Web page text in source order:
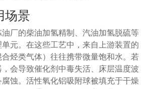
场景
厂的柴油加氢精制、汽油加氢脱硫等
元。在这些工艺中，来自上游装置的
烃类气体）往往携带微量饱和水。若
会导致催化剂中毒失活、床层温度波
蚀。活性氧化铝吸附球被填充于干燥